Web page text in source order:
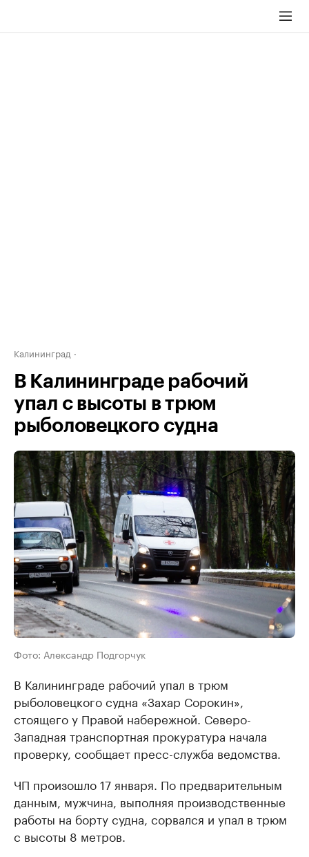
Калининград
В Калининграде рабочий
упал с высоты в трюм
рыболовецкого судна
Фото: Александр Подгорчук
В Калининграде рабочий упал в трюм
рыболовецкого судна «Захар Сорокин»,
стоящего у Правой набережной. Северо-
Западная транспортная прокуратура начала
проверку, сообщает пресс-служба ведомства.
ЧП произошло 17 января. По предварительным
данным, мужчина, выполняя производственные
работы на борту судна, сорвался и упал в трюм
с высоты 8 метров.